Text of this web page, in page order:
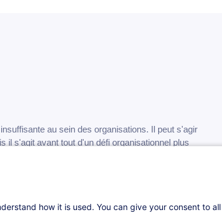
au sein des organisations. Il peut s'agir
il s'agit avant tout d'un défi organisationnel plus
Ainsi, la mise en œuvre d’une communication
et des pratiques de gestion qui permettent des
clés de succès et de performance interne et
how it is used. You can give your consent to